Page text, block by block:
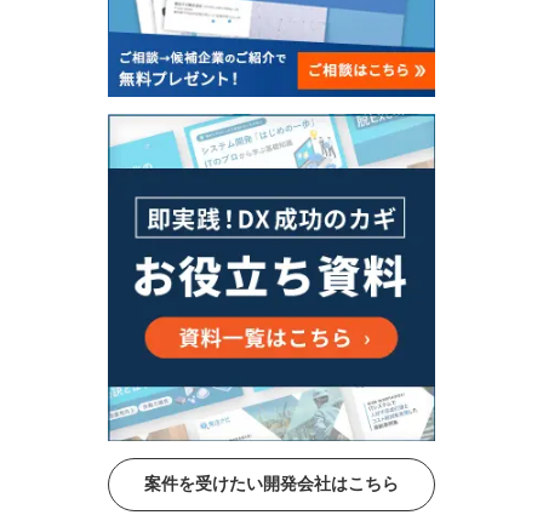
案件を受けたい開発会社はこちら